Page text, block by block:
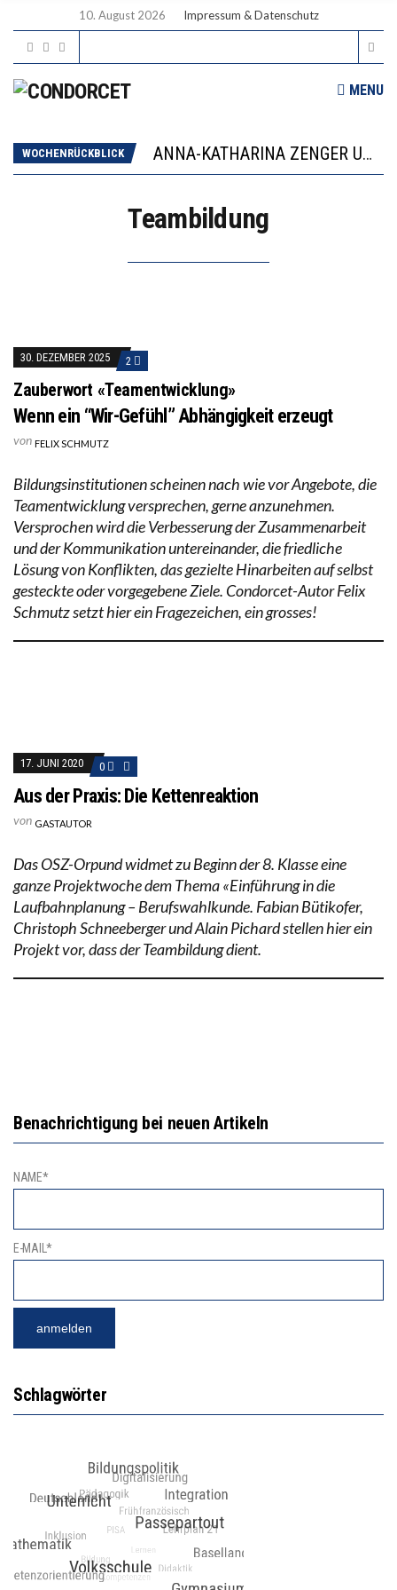
10. August 2026 Impressum & Datenschutz
MENU
WOCHENRÜCKBLICK
ANNA-KATHARINA ZENGER UND IHRE VERFASSUNGSKENNTNISSE
“VIEL ZU VIELE SCHÜLER, DIE GEMESSEN AN IHREN FÄHIGKEITEN GAR NICHT ANS GYMNASIUM GEHÖREN”
Teambildung
30. DEZEMBER 2025 2
Zauberwort «Teamentwicklung»
Wenn ein “Wir-Gefühl” Abhängigkeit erzeugt
von FELIX SCHMUTZ
Bildungsinstitutionen scheinen nach wie vor Angebote, die
Teamentwicklung versprechen, gerne anzunehmen.
Versprochen wird die Verbesserung der Zusammenarbeit
und der Kommunikation untereinander, die friedliche
Lösung von Konflikten, das gezielte Hinarbeiten auf selbst
gesteckte oder vorgegebene Ziele. Condorcet-Autor Felix
Schmutz setzt hier ein Fragezeichen, ein grosses!
17. JUNI 2020 0
Aus der Praxis: Die Kettenreaktion
von GASTAUTOR
Das OSZ-Orpund widmet zu Beginn der 8. Klasse eine
ganze Projektwoche dem Thema «Einführung in die
Laufbahnplanung – Berufswahlkunde. Fabian Bütikofer,
Christoph Schneeberger und Alain Pichard stellen hier ein
Projekt vor, dass der Teambildung dient.
Benachrichtigung bei neuen Artikeln
NAME*
E-MAIL*
Schlagwörter